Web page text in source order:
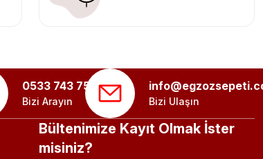
0533 743 75 56
Bizi Arayın Bizi Ulaşın
Bültenimize Kayıt Olmak İster
misiniz?